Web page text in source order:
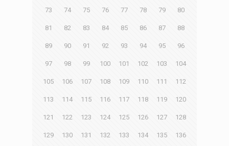
73 74 75 76 77 78 79 80
81 82 83 84 85 86 87 88
89 90 91 92 93 94 95 96
97 98 99 100 101 102 103 104
105 106 107 108 109 110 111 112
113 114 115 116 117 118 119 120
121 122 123 124 125 126 127 128
129 130 131 132 133 134 135 136